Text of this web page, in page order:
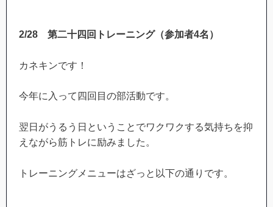
2/28 第二十四回トレーニング（参加者4名）
カネキンです！
今年に入って四回目の部活動です。
翌日がうるう日ということでワクワクする気持ちを抑
えながら筋トレに励みました。
トレーニングメニューはざっと以下の通りです。